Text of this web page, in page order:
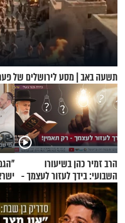
תשעה באב | מסע לירושלים של
הרב זמיר כהן בשיעורו
השבועי: בידך לעזור לעצמך -
רק תאמין